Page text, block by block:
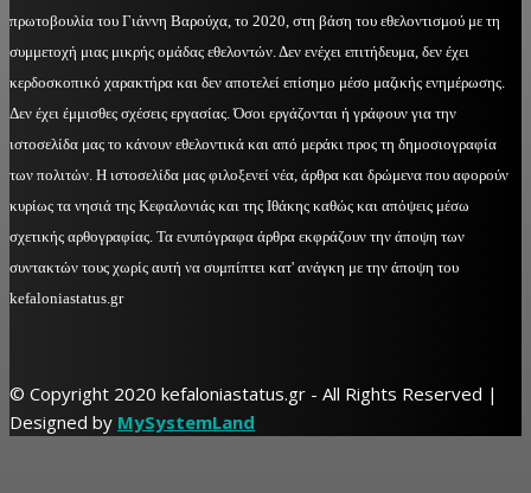
πρωτοβουλία του Γιάννη Βαρούχα, το 2020, στη βάση του εθελοντισμού με τη
συμμετοχή μιας μικρής ομάδας εθελοντών. Δεν ενέχει επιτήδευμα, δεν έχει
κερδοσκοπικό χαρακτήρα και δεν αποτελεί επίσημο μέσο μαζικής ενημέρωσης.
Δεν έχει έμμισθες σχέσεις εργασίας. Όσοι εργάζονται ή γράφουν για την
ιστοσελίδα μας το κάνουν εθελοντικά και από μεράκι προς τη δημοσιογραφία
των πολιτών. Η ιστοσελίδα μας φιλοξενεί νέα, άρθρα και δρώμενα που αφορούν
κυρίως τα νησιά της Κεφαλονιάς και της Ιθάκης καθώς και απόψεις μέσω
σχετικής αρθογραφίας. Τα ενυπόγραφα άρθρα εκφράζουν την άποψη των
συντακτών τους χωρίς αυτή να συμπίπτει κατ' ανάγκη με την άποψη του
kefaloniastatus.gr
© Copyright 2020 kefaloniastatus.gr - All Rights Reserved |
Designed by MySystemLand